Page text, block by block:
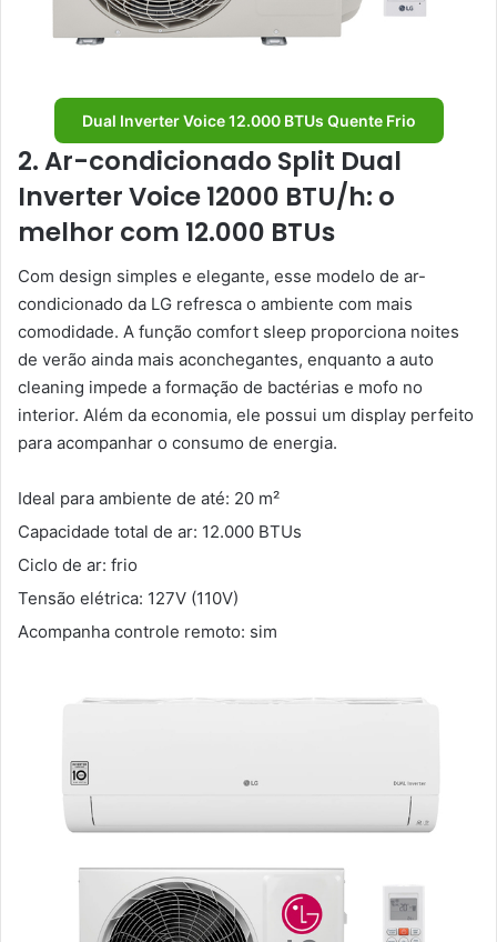
Dual Inverter Voice 12.000 BTUs Quente Frio
2. Ar-condicionado Split Dual
Inverter Voice 12000 BTU/h: o
melhor com 12.000 BTUs
Com design simples e elegante, esse modelo de ar-
condicionado da LG refresca o ambiente com mais
comodidade. A função comfort sleep proporciona noites
de verão ainda mais aconchegantes, enquanto a auto
cleaning impede a formação de bactérias e mofo no
interior. Além da economia, ele possui um display perfeito
para acompanhar o consumo de energia.
Ideal para ambiente de até: 20 m²
Capacidade total de ar: 12.000 BTUs
Ciclo de ar: frio
Tensão elétrica: 127V (110V)
Acompanha controle remoto: sim